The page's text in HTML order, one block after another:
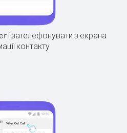
і зателефонувати з екрана
контакту